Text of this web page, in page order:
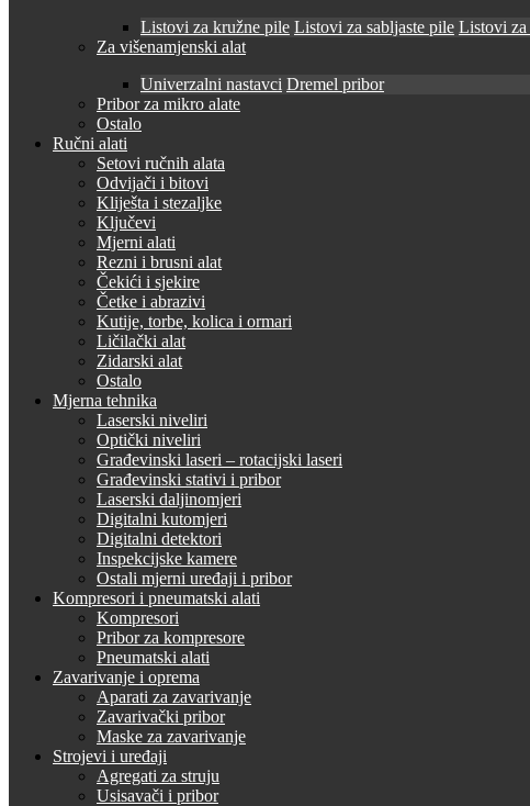
Listovi za kružne pile Listovi za sabljaste pile Listovi za
Za višenamjenski alat
Univerzalni nastavci Dremel pribor
Pribor za mikro alate
Ostalo
Ručni alati
Setovi ručnih alata
Odvijači i bitovi
Kliješta i stezaljke
Ključevi
Mjerni alati
Rezni i brusni alat
Čekići i sjekire
Četke i abrazivi
Kutije, torbe, kolica i ormari
Ličilački alat
Zidarski alat
Ostalo
Mjerna tehnika
Laserski niveliri
Optički niveliri
Građevinski laseri – rotacijski laseri
Građevinski stativi i pribor
Laserski daljinomjeri
Digitalni kutomjeri
Digitalni detektori
Inspekcijske kamere
Ostali mjerni uređaji i pribor
Kompresori i pneumatski alati
Kompresori
Pribor za kompresore
Pneumatski alati
Zavarivanje i oprema
Aparati za zavarivanje
Zavarivački pribor
Maske za zavarivanje
Strojevi i uređaji
Agregati za struju
Usisavači i pribor